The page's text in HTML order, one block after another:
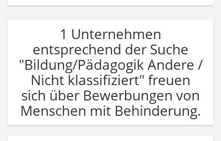
1 Unternehmen
entsprechend der Suche
"Bildung/Pädagogik Andere /
Nicht klassifiziert" freuen
sich über Bewerbungen von
Menschen mit Behinderung.